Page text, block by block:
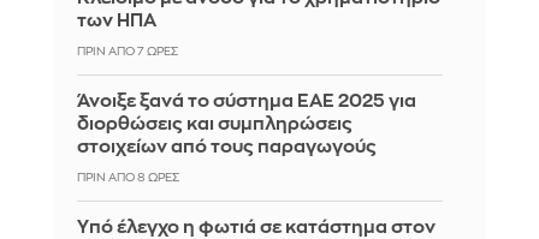
των ΗΠΑ
ΠΡΙΝ ΑΠΌ 7 ΏΡΕΣ
Άνοιξε ξανά το σύστημα ΕΑΕ 2025 για
διορθώσεις και συμπληρώσεις
στοιχείων από τους παραγωγούς
ΠΡΙΝ ΑΠΌ 8 ΏΡΕΣ
Yπό έλεγχο η φωτιά σε κατάστημα στον